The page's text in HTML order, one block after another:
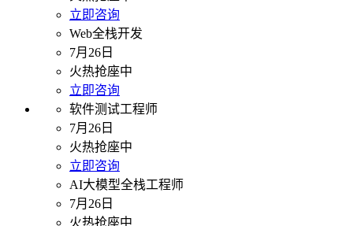
立即咨询
Web全栈开发
7月26日
火热抢座中
立即咨询
软件测试工程师
7月26日
火热抢座中
立即咨询
AI大模型全栈工程师
7月26日
火热抢座中